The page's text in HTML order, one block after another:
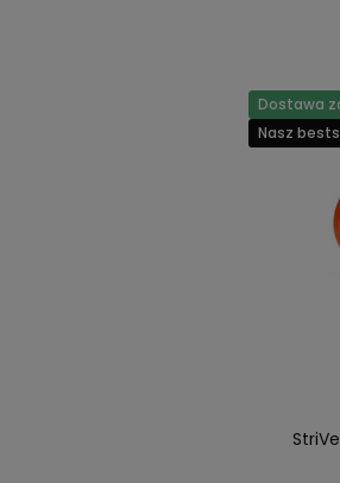
Dostawa
Nasz